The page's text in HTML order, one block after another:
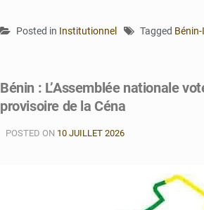
Posted in Institutionnel Tagged
Bénin : L’Assemblée nationale
provisoire de la Céna
POSTED ON 10 JUILLET 2026